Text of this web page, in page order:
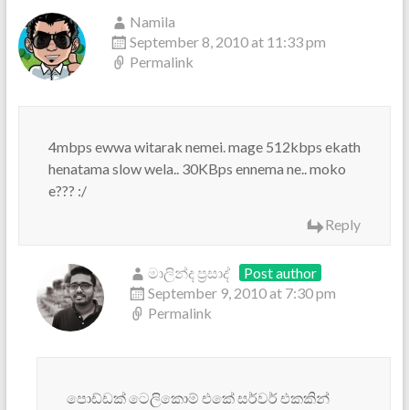
Namila
September 8, 2010 at 11:33 pm
Permalink
4mbps ewwa witarak nemei. mage 512kbps ekath
henatama slow wela.. 30KBps ennema ne.. moko
e??? :/
Reply
මාලින්ද ප්‍රසාද්
Post author
September 9, 2010 at 7:30 pm
Permalink
පොඩ්ඩක් ටෙලිකොම් එකේ සර්වර් එකකින්